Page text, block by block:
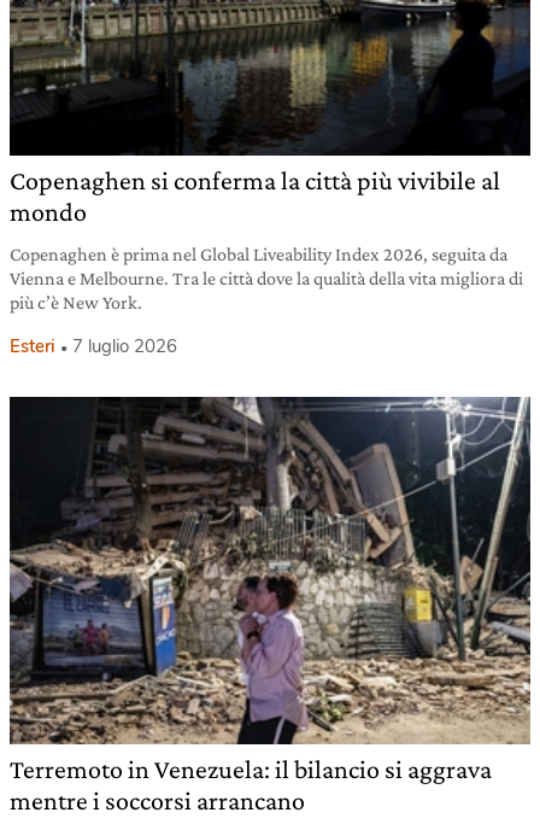
Copenaghen si conferma la città più vivibile al
mondo
Copenaghen è prima nel Global Liveability Index 2026, seguita da
Vienna e Melbourne. Tra le città dove la qualità della vita migliora di
più c’è New York.
Esteri 7 luglio 2026
Terremoto in Venezuela: il bilancio si aggrava
mentre i soccorsi arrancano